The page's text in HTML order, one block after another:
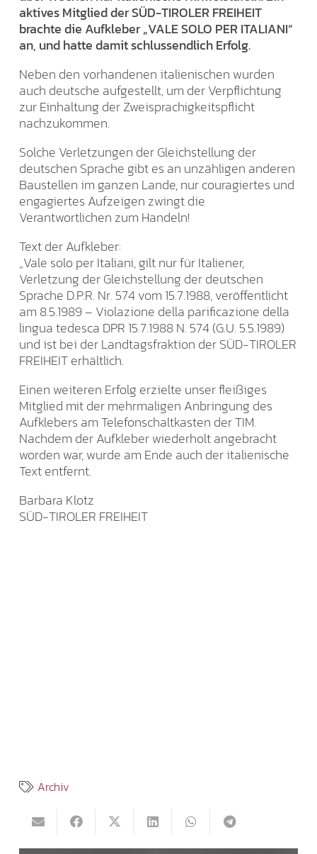
aktives Mitglied der SÜD-TIROLER FREIHEIT
brachte die Aufkleber „VALE SOLO PER ITALIANI“
an, und hatte damit schlussendlich Erfolg.
Neben den vorhandenen italienischen wurden
auch deutsche aufgestellt, um der Verpflichtung
zur Einhaltung der Zweisprachigkeitspflicht
nachzukommen.
Solche Verletzungen der Gleichstellung der
deutschen Sprache gibt es an unzähligen anderen
Baustellen im ganzen Lande, nur couragiertes und
engagiertes Aufzeigen zwingt die
Verantwortlichen zum Handeln!
Text der Aufkleber:
„Vale solo per Italiani, gilt nur für Italiener,
Verletzung der Gleichstellung der deutschen
Sprache D.P.R. Nr. 574 vom 15.7.1988, veröffentlicht
am 8.5.1989 – Violazione della parificazione della
lingua tedesca DPR 15.7.1988 N. 574 (G.U. 5.5.1989)
und ist bei der Landtagsfraktion der SÜD-TIROLER
FREIHEIT erhältlich.
Einen weiteren Erfolg erzielte unser fleißiges
Mitglied mit der mehrmaligen Anbringung des
Aufklebers am Telefonschaltkasten der TIM.
Nachdem der Aufkleber wiederholt angebracht
worden war, wurde am Ende auch der italienische
Text entfernt.
Barbara Klotz
SÜD-TIROLER FREIHEIT
Archiv